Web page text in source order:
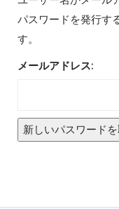
パスワードを発行す
す。
メールアドレス: